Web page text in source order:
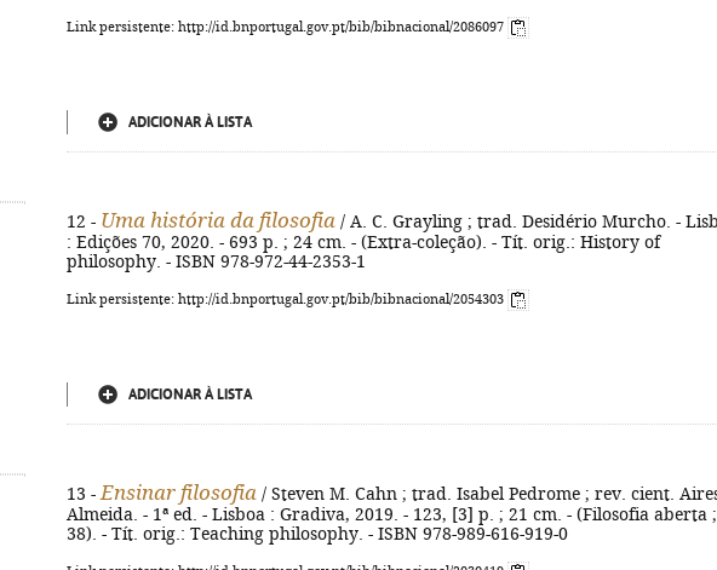
Link persistente: http://id.bnportugal.gov.pt/bib/bibnacional/2086097
ADICIONAR À LISTA
12 - Uma história da filosofia / A. C. Grayling ; trad. Desidério Murcho. -
: Edições 70, 2020. - 693 p. ; 24 cm. - (Extra-coleção). - Tít. orig.: History of
philosophy. - ISBN 978-972-44-2353-1
Link persistente: http://id.bnportugal.gov.pt/bib/bibnacional/2054303
ADICIONAR À LISTA
13 - Ensinar filosofia / Steven M. Cahn ; trad. Isabel Pedrome ; rev. cient.
Almeida. - 1ª ed. - Lisboa : Gradiva, 2019. - 123, [3] p. ; 21 cm. - (Filosofia aberta ;
38). - Tít. orig.: Teaching philosophy. - ISBN 978-989-616-919-0